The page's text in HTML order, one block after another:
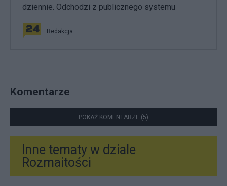
dziennie. Odchodzi z publicznego systemu
Redakcja
Komentarze
POKAŻ KOMENTARZE (5)
Inne tematy w dziale
Rozmaitości